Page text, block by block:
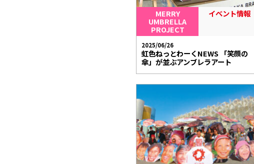
MERRY
UMBRELLA
PROJECT
イベント情報
2025/06/26
虹色ねっとわーくNEWS 「笑顔の
傘」が並ぶアンブレラアート